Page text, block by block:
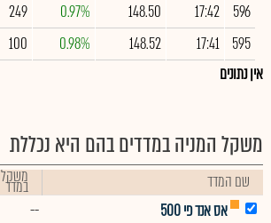
596
17:42
148.50
0.97%
249
595
17:41
148.52
0.98%
100
אין נתונים
משקל המניה במדדים בהם היא נכללת
שם המדד משקל
במדד
אס אנד פי 500
--